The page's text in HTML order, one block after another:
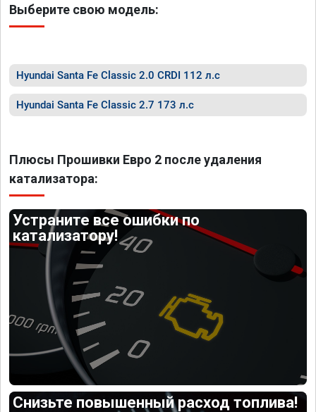
Выберите свою модель:
Hyundai Santa Fe Classic 2.0 CRDI 112 л.с
Hyundai Santa Fe Classic 2.7 173 л.с
Плюсы Прошивки Евро 2 после удаления
катализатора:
Устраните все ошибки по
катализатору!
Снизьте повышенный расход топлива!